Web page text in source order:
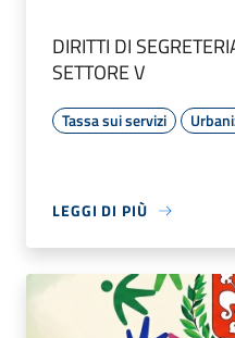
DIRITTI DI
SETTORE V
Tassa sui servizi
LEGGI DI PIÙ